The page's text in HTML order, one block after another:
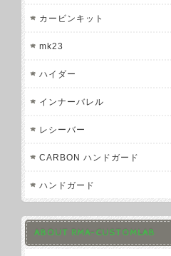
カービンキット
mk23
ハイダー
インナーバレル
レシーバー
CARBON ハンドガード
ハンドガード
ABOUT RMA-CUSTOMLAB